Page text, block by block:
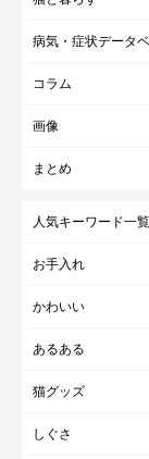
病気・症状データ
コラム
画像
まとめ
人気キーワード一覧
お手入れ
かわいい
あるある
猫グッズ
しぐさ